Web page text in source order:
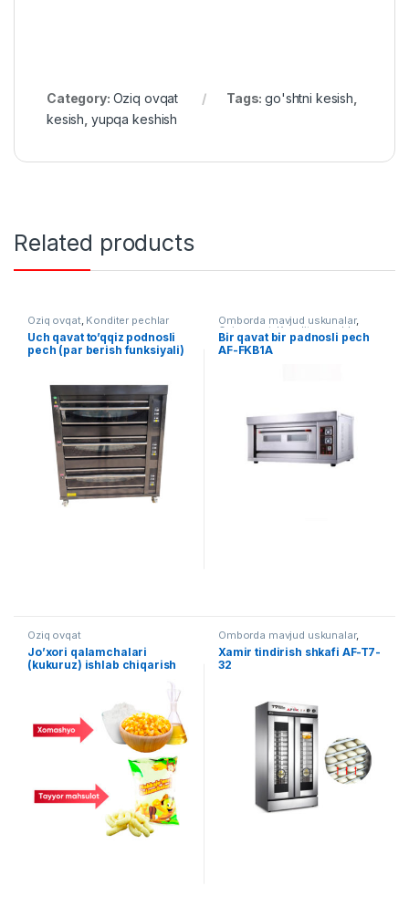
Category: Oziq ovqat Tags:go'shtni kesish,
kesish, yupqa keshish
Related products
Oziq ovqat, Konditer pechlar
Uch qavat to’qqiz podnosli
pech (par berish funksiyali)
Omborda mavjud uskunalar,
Oziq ovqat, Konditer pechlar
Bir qavat bir padnosli pech
AF-FKB1A
Oziq ovqat
Jo’xori qalamchalari
(kukuruz) ishlab chiqarish
Omborda mavjud uskunalar,
Oziq ovqat ,Konditer pechlar
Xamir tindirish shkafi AF-T7-
32